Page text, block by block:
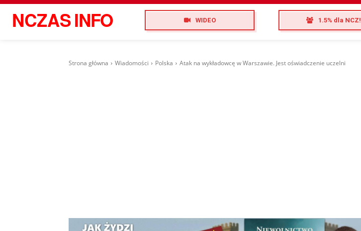
NCZASINFO WIDEO 1.5% dla NCZ!
Strona główna Wiadomości Polska Atak na wykładowcę w Warszawie. Jest oświadczenie uczelni